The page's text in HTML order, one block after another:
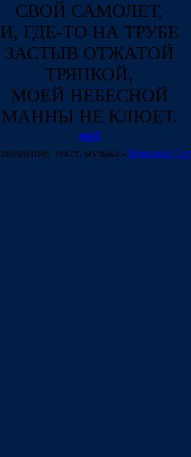
СВОЙ САМОЛЕТ,
И, ГДЕ-ТО НА ТРУБЕ
ЗАСТЫВ ОТЖАТОЙ
ТРЯПКОЙ,
МОЕЙ НЕБЕСНОЙ
МАННЫ НЕ КЛЮЕТ.
mp3
текст, музыка - Николай